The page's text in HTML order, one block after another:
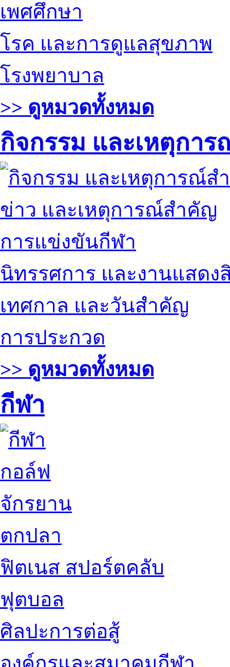
เพศศึกษา
โรค และการดูแลสุขภาพ
โรงพยาบาล
>> ดูหมวดทั้งหมด
กิจกรรม และเหตุกา
ข่าว และเหตุการณ์สำคัญ
การแข่งขันกีฬา
นิทรรศการ และงานแสดง
เทศกาล และวันสำคัญ
การประกวด
>> ดูหมวดทั้งหมด
กีฬา
กอล์ฟ
จักรยาน
ตกปลา
ฟิตเนส สปอร์ตคลับ
ฟุตบอล
ศิลปะการต่อสู้